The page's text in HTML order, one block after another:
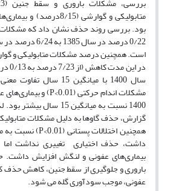
بود. بررسی روند حذف نشان داد که
است. همچنین درصد مشکلات متابولیکی و
در
1400 نسبت به میانگین 15
داشت، حذف اختیاری تغییری نداشت
بیماری‌های عفونی و لنگش افزایش داشت.
باروری و جلوگیری از سقط جنین، کاهش حذف
عفونی، موجب سودآوری گله می شود.